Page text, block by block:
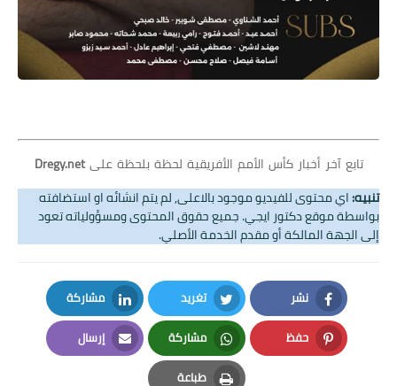
تابع آخر أخبار كأس الأمم الأفريقية لحظة بلحظة علىDregy.net
تنبيه:اي محتوى للفيديو موجود بالاعلى, لم يتم انشائه او استضافته
بواسطة موقع دكتور ايجي. جميع حقوق المحتوى ومسؤولياته تعود
إلى الجهة المالكة أو مقدم الخدمة الأصلي.
نشر
Facebook
تغريد
Twitter
مشاركة
LinkedIn
حفظ
Pinterest
مشاركة
Whatsapp
إرسال
Email
طباعة